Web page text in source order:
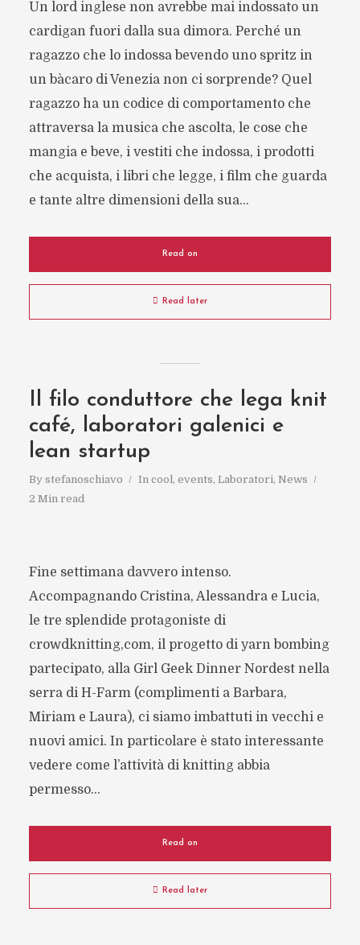
Un lord inglese non avrebbe mai indossato un
cardigan fuori dalla sua dimora. Perché un
ragazzo che lo indossa bevendo uno spritz in
un bàcaro di Venezia non ci sorprende? Quel
ragazzo ha un codice di comportamento che
attraversa la musica che ascolta, le cose che
mangia e beve, i vestiti che indossa, i prodotti
che acquista, i libri che legge, i film che guarda
e tante altre dimensioni della sua...
Read on
Read later
Il filo conduttore che lega knit
café, laboratori galenici e
lean startup
By stefanoschiavo In cool, events, Laboratori, News
2 Min read
Fine settimana davvero intenso.
Accompagnando Cristina, Alessandra e Lucia,
le tre splendide protagoniste di
crowdknitting,com, il progetto di yarn bombing
partecipato, alla Girl Geek Dinner Nordest nella
serra di H-Farm (complimenti a Barbara,
Miriam e Laura), ci siamo imbattuti in vecchi e
nuovi amici. In particolare è stato interessante
vedere come l’attività di knitting abbia
permesso...
Read on
Read later